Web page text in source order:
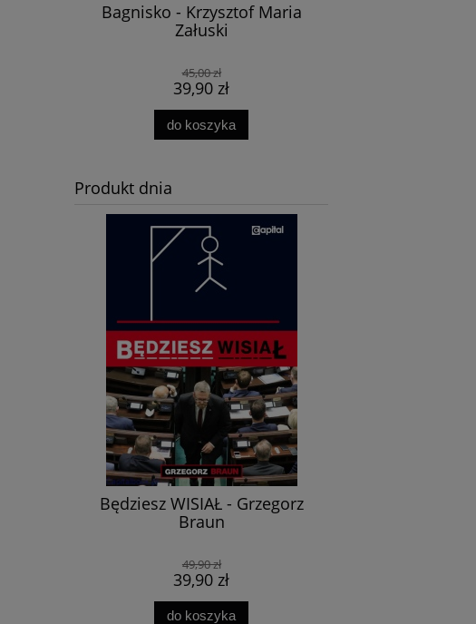
Bagnisko - Krzysztof Maria
Załuski
45,00 zł
39,90 zł
do koszyka
Produkt dnia
Będziesz WISIAŁ - Grzegorz
Braun
49,90 zł
39,90 zł
do koszyka